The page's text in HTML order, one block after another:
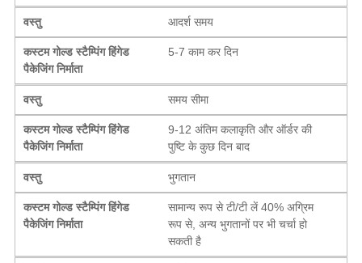
वस्तु आदर्श समय
कस्टम गोल्ड स्टैम्पिंग हिंगेड
पैकेजिंग निर्माता
5-7 काम कर दिन
वस्तु समय सीमा
कस्टम गोल्ड स्टैम्पिंग हिंगेड
पैकेजिंग निर्माता
9-12 अंतिम कलाकृति और ऑर्डर की
पुष्टि के कुछ दिन बाद
वस्तु भुगतान
कस्टम गोल्ड स्टैम्पिंग हिंगेड
पैकेजिंग निर्माता
सामान्य रूप से टी/टी लें 40% अग्रिम
रूप से, अन्य भुगतानों पर भी चर्चा हो
सकती है